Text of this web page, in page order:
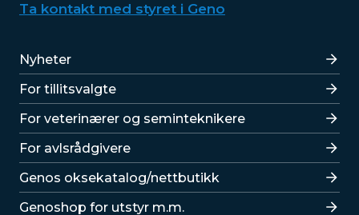
Ta kontakt med styret i Geno
Lenker
Nyheter
For tillitsvalgte
For veterinærer og seminteknikere
For avlsrådgivere
Lenker
Genos oksekatalog/nettbutikk
Genoshop for utstyr m.m.